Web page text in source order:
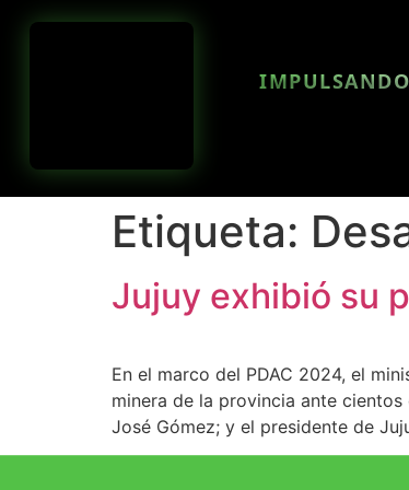
Etiqueta:
Jujuy exhibió su
En el marco del PDAC 2024, el
minera de la provincia ante
José Gómez; y el presidente de